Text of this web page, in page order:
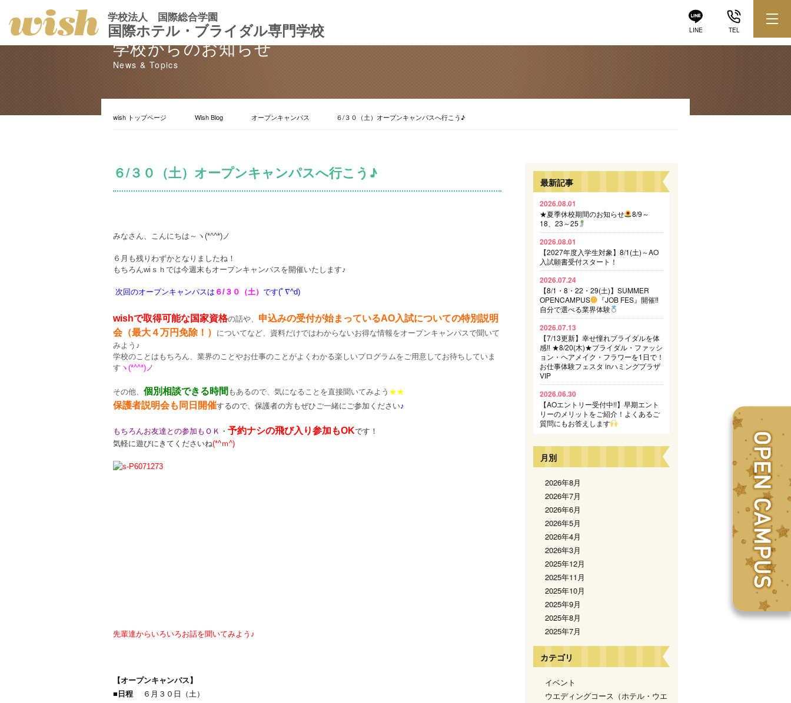
LINE TEL
学校法人 国際総合学園
国際ホテル・ブライダル専門学校
学校からのお知らせ
News & Topics
wish トップページ Wish Blog オープンキャンパス ６/３０（土）オープンキャンパスへ行こう♪
６/３０（土）オープンキャンパスへ行こう♪
みなさん、こんにちは～ヽ(*^^*)ノ
６月も残りわずかとなりましたね！
もちろんwiｓｈでは今週末もオープンキャンパスを開催いたします♪
次回のオープンキャンパスは ６/３０（土） です(ﾟ∇^d)
wishで取得可能な国家資格の話や、 申込みの受付が始まっているAO入試についての特別説明
会（最大４万円免除！）
についてなど、資料だけではわからないお得な情報をオープンキャンパスで聞いて
みよう♪
学校のことはもちろん、業界のことやお仕事のことがよくわかる楽しいプログラムをご用意してお待ちしていま
す ヽ(*^^*)ノ
その他、 個別相談できる時間 もあるので、気になることを直接聞いてみよう ★★
保護者説明会も同日開催するので、保護者の方もぜひご一緒にご参加ください♪
もちろんお友達との参加もＯＫ ・ 予約ナシの飛び入り参加もOKです！
気軽に遊びにきてくださいね(*^ｍ^)
先輩達からいろいろお話を聞いてみよう♪
【オープンキャンパス】
■日程
６月３０日（土）
最新記事
2026.08.01
★夏季休校期間のお知らせ
8/9～
18、23～25
2026.08.01
【2027年度入学生対象】8/1(土)～AO
入試願書受付スタート！
2026.07.24
【8/1・8・22・29(土)】SUMMER
OPENCAMPUS
『JOB FES』開催‼
自分で選べる業界体験
2026.07.13
【7/13更新】幸せ憧れブライダルを体
感‼ ★8/20(木)★ブライダル・ファッシ
ョン・ヘアメイク・フラワーを1日で！
お仕事体験フェスタ inハミングプラザ
VIP
2026.06.30
【AOエントリー受付中!!】早期エント
リーのメリットをご紹介！よくあるご
質問にもお答えします
月別
2026年8月
2026年7月
2026年6月
2026年5月
2026年4月
2026年3月
2025年12月
2025年11月
2025年10月
2025年9月
2025年8月
2025年7月
カテゴリ
イベント
ウエディングコース（ホテル・ウエ